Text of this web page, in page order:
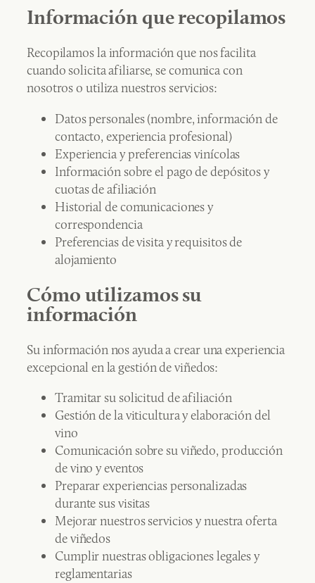
Información que recopilamos
Recopilamos la información que nos facilita
cuando solicita afiliarse, se comunica con
nosotros o utiliza nuestros servicios:
Datos personales (nombre, información de
contacto, experiencia profesional)
Experiencia y preferencias vinícolas
Información sobre el pago de depósitos y
cuotas de afiliación
Historial de comunicaciones y
correspondencia
Preferencias de visita y requisitos de
alojamiento
Cómo utilizamos su
información
Su información nos ayuda a crear una experiencia
excepcional en la gestión de viñedos:
Tramitar su solicitud de afiliación
Gestión de la viticultura y elaboración del
vino
Comunicación sobre su viñedo, producción
de vino y eventos
Preparar experiencias personalizadas
durante sus visitas
Mejorar nuestros servicios y nuestra oferta
de viñedos
Cumplir nuestras obligaciones legales y
reglamentarias